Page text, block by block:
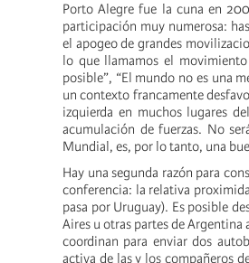
Porto Alegre fue la cuna en
participación muy numerosa:
el apogeo de grandes
lo que llamamos el
posible”, “El mundo no es una
un contexto francamente
izquierda en muchos lugares
acumulación de fuerzas. No
Mundial, es, por lo tanto, una
Hay una segunda razón para
conferencia: la relativa
pasa por Uruguay). Es posible
Aires u otras partes de Argentina
coordinan para enviar dos
activa de las y los compañeros